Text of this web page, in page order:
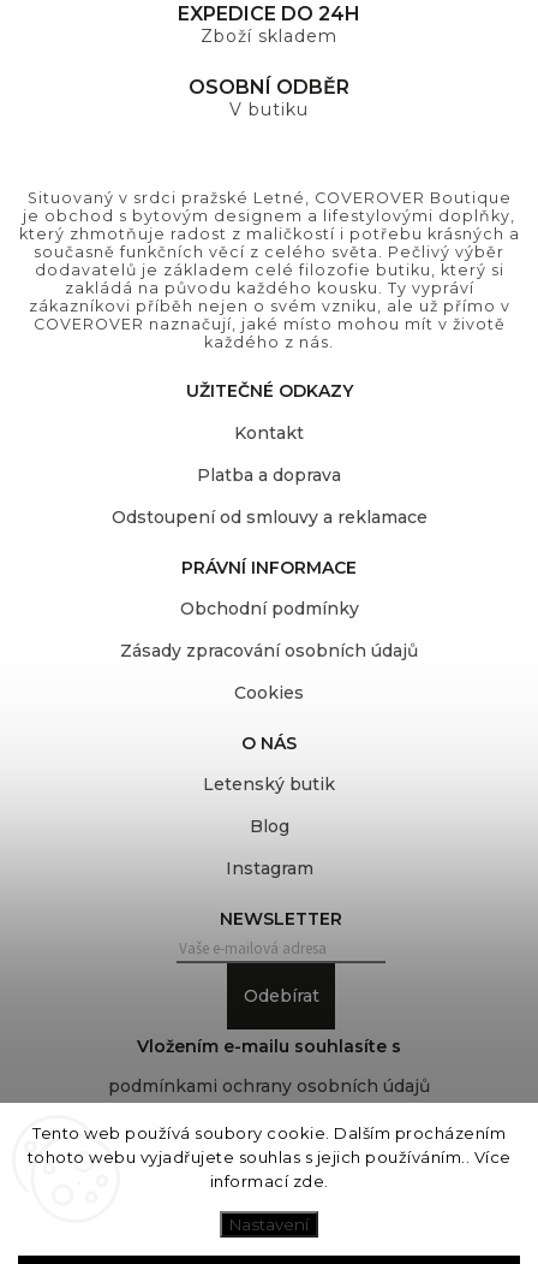
Tento web používá soubory cookie. Dalším procházením
tohoto webu vyjadřujete souhlas s jejich používáním.. Více
informací zde
Nastavení
EXPEDICE DO 24H
Zboží skladem
OSOBNÍ ODBĚR
V butiku
Situovaný v srdci pražské Letné, COVEROVER Boutique
je obchod s bytovým designem a lifestylovými doplňky,
který zhmotňuje radost z maličkostí i potřebu krásných a
současně funkčních věcí z celého světa. Pečlivý výběr
dodavatelů je základem celé filozofie butiku, který si
zakládá na původu každého kousku. Ty vypráví
zákazníkovi příběh nejen o svém vzniku, ale už přímo v
COVEROVER naznačují, jaké místo mohou mít v životě
každého z nás.
UŽITEČNÉ ODKAZY
Kontakt
Platba a doprava
Odstoupení od smlouvy a reklamace
PRÁVNÍ INFORMACE
Obchodní podmínky
Zásady zpracování osobních údajů
Cookies
O NÁS
Letenský butik
Blog
Instagram
NEWSLETTER
Odebírat
Vložením e-mailu souhlasíte s
podmínkami ochrany osobních údajů
COVEROVER
Upravit nastavení cookies